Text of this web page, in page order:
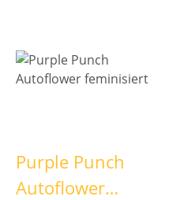
Purple Punch
Autoflower